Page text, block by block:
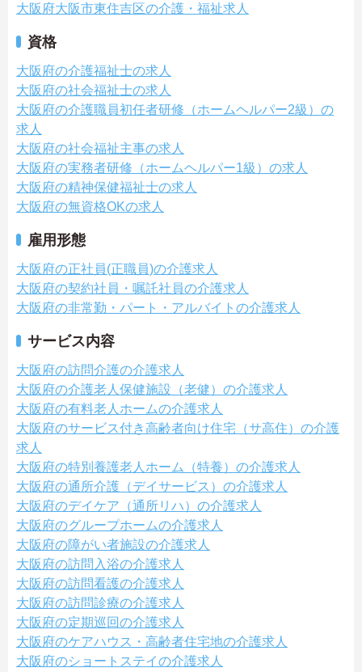
大阪府大阪市東住吉区の介護・福祉求人
資格
大阪府の介護福祉士の求人
大阪府の社会福祉士の求人
大阪府の介護職員初任者研修（ホームヘルパー2級）の
求人
大阪府の社会福祉主事の求人
大阪府の実務者研修（ホームヘルパー1級）の求人
大阪府の精神保健福祉士の求人
大阪府の無資格OKの求人
雇用形態
大阪府の正社員(正職員)の介護求人
大阪府の契約社員・嘱託社員の介護求人
大阪府の非常勤・パート・アルバイトの介護求人
サービス内容
大阪府の訪問介護の介護求人
大阪府の介護老人保健施設（老健）の介護求人
大阪府の有料老人ホームの介護求人
大阪府のサービス付き高齢者向け住宅（サ高住）の介護
求人
大阪府の特別養護老人ホーム（特養）の介護求人
大阪府の通所介護（デイサービス）の介護求人
大阪府のデイケア（通所リハ）の介護求人
大阪府のグループホームの介護求人
大阪府の障がい者施設の介護求人
大阪府の訪問入浴の介護求人
大阪府の訪問看護の介護求人
大阪府の訪問診療の介護求人
大阪府の定期巡回の介護求人
大阪府のケアハウス・高齢者住宅地の介護求人
大阪府のショートステイの介護求人